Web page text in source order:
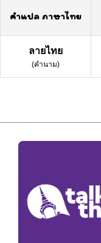
คำแปล ภาษาไทย
ลายไทย
(คำนาม)